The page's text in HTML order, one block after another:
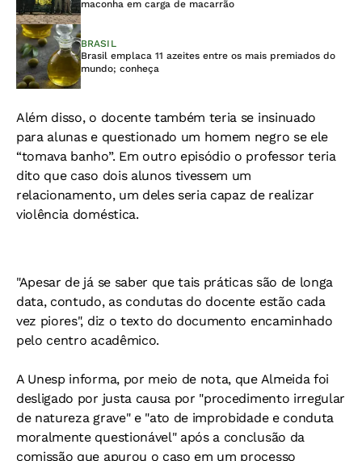
maconha em carga de macarrão
BRASIL
Brasil emplaca 11 azeites entre os mais premiados do
mundo; conheça
Além disso, o docente também teria se insinuado
para alunas e questionado um homem negro se ele
“tomava banho”. Em outro episódio o professor teria
dito que caso dois alunos tivessem um
relacionamento, um deles seria capaz de realizar
violência doméstica.
"Apesar de já se saber que tais práticas são de longa
data, contudo, as condutas do docente estão cada
vez piores", diz o texto do documento encaminhado
pelo centro acadêmico.
A Unesp informa, por meio de nota, que Almeida foi
desligado por justa causa por "procedimento irregular
de natureza grave" e "ato de improbidade e conduta
moralmente questionável" após a conclusão da
comissão que apurou o caso em um processo